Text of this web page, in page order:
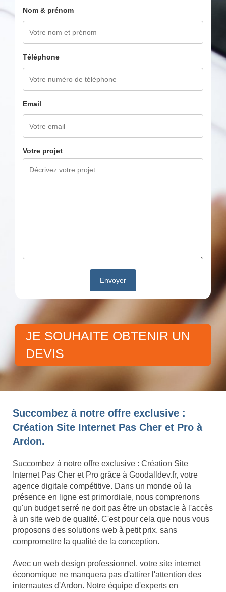
Nom & prénom
Téléphone
Email
Votre projet
JE SOUHAITE OBTENIR UN
DEVIS
Succombez à notre offre exclusive :
Création Site Internet Pas Cher et Pro à
Ardon.
Succombez à notre offre exclusive : Création Site
Internet Pas Cher et Pro grâce à Goodalldev.fr, votre
agence digitale compétitive. Dans un monde où la
présence en ligne est primordiale, nous comprenons
qu'un budget serré ne doit pas être un obstacle à l'accès
à un site web de qualité. C'est pour cela que nous vous
proposons des solutions web à petit prix, sans
compromettre la qualité de la conception.
Avec un web design professionnel, votre site internet
économique ne manquera pas d'attirer l'attention des
internautes d'Ardon. Notre équipe d'experts en